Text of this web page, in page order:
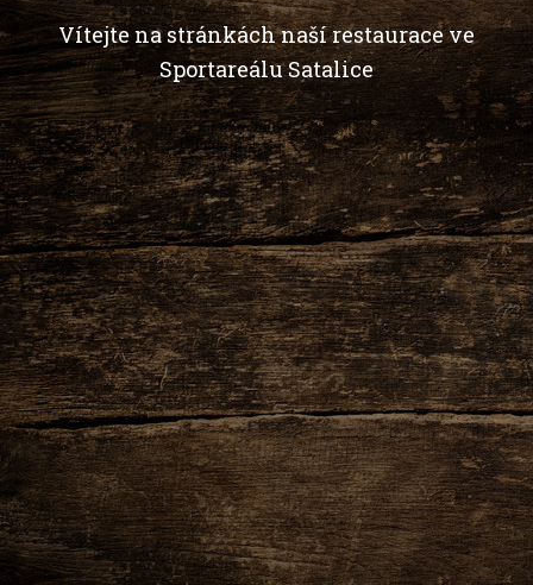
Vítejte na stránkách naší restaurace ve
Sportareálu Satalice